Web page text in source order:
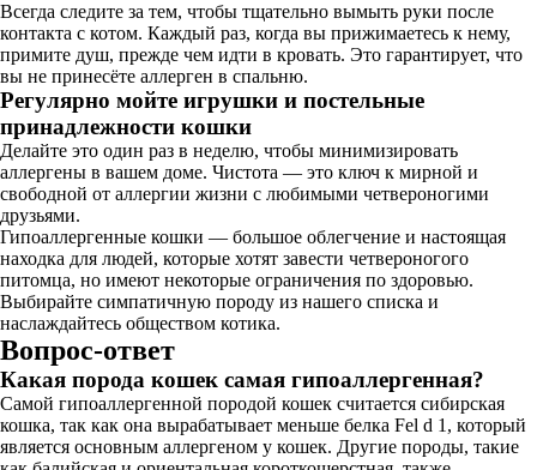
Всегда следите за тем, чтобы тщательно вымыть руки после
контакта с котом. Каждый раз, когда вы прижимаетесь к нему,
примите душ, прежде чем идти в кровать. Это гарантирует, что
вы не принесёте аллерген в спальню.
Регулярно мойте игрушки и постельные
принадлежности кошки
Делайте это один раз в неделю, чтобы минимизировать
аллергены в вашем доме. Чистота — это ключ к мирной и
свободной от аллергии жизни с любимыми четвероногими
друзьями.
Гипоаллергенные кошки — большое облегчение и настоящая
находка для людей, которые хотят завести четвероногого
питомца, но имеют некоторые ограничения по здоровью.
Выбирайте симпатичную породу из нашего списка и
наслаждайтесь обществом котика.
Вопрос-ответ
Какая порода кошек самая гипоаллергенная?
Самой гипоаллергенной породой кошек считается сибирская
кошка, так как она вырабатывает меньше белка Fel d 1, который
является основным аллергеном у кошек. Другие породы, такие